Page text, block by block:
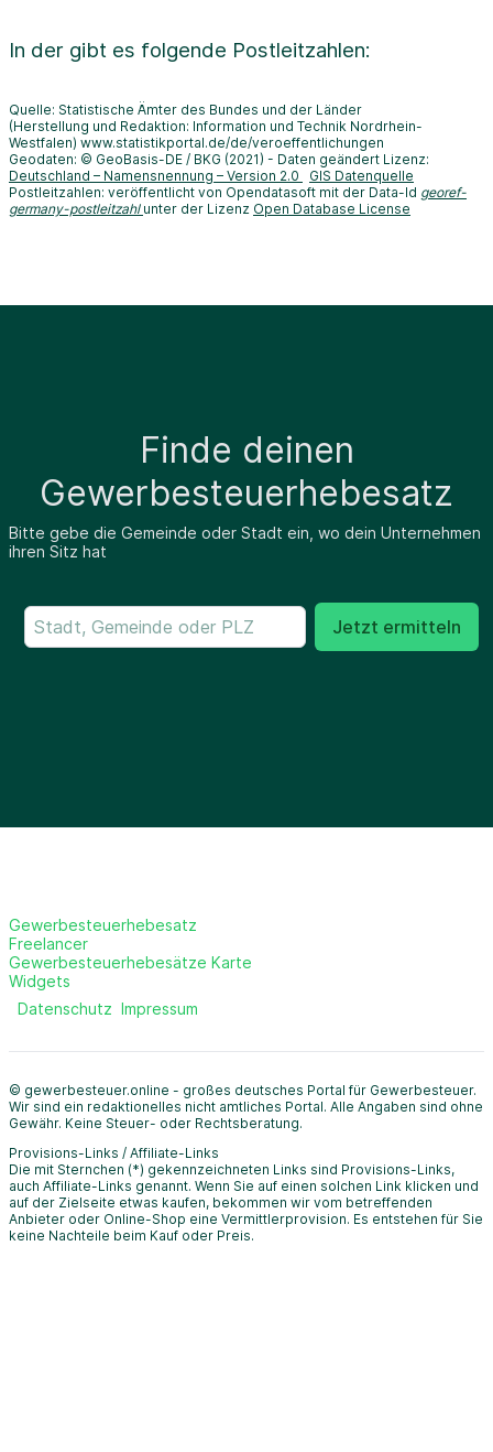
In der gibt es folgende Postleitzahlen:
Quelle: Statistische Ämter des Bundes und der Länder
(Herstellung und Redaktion: Information und Technik Nordrhein-
Westfalen) www.statistikportal.de/de/veroeffentlichungen
Geodaten: © GeoBasis-DE / BKG (2021) - Daten geändert Lizenz:
Deutschland – Namensnennung – Version 2.0
GIS Datenquelle
Postleitzahlen: veröffentlicht von Opendatasoft mit der Data-Id georef-
germany-postleitzahl unter der Lizenz Open Database License
Finde deinen
Gewerbesteuerhebesatz
Bitte gebe die Gemeinde oder Stadt ein, wo dein Unternehmen
ihren Sitz hat
Jetzt ermitteln
Gewerbesteuerhebesatz
Freelancer
Gewerbesteuerhebesätze Karte
Widgets
Datenschutz Impressum
© gewerbesteuer.online - großes deutsches Portal für Gewerbesteuer.
Wir sind ein redaktionelles nicht amtliches Portal. Alle Angaben sind ohne
Gewähr. Keine Steuer- oder Rechtsberatung.
Provisions-Links / Affiliate-Links
Die mit Sternchen (*) gekennzeichneten Links sind Provisions-Links,
auch Affiliate-Links genannt. Wenn Sie auf einen solchen Link klicken und
auf der Zielseite etwas kaufen, bekommen wir vom betreffenden
Anbieter oder Online-Shop eine Vermittlerprovision. Es entstehen für Sie
keine Nachteile beim Kauf oder Preis.